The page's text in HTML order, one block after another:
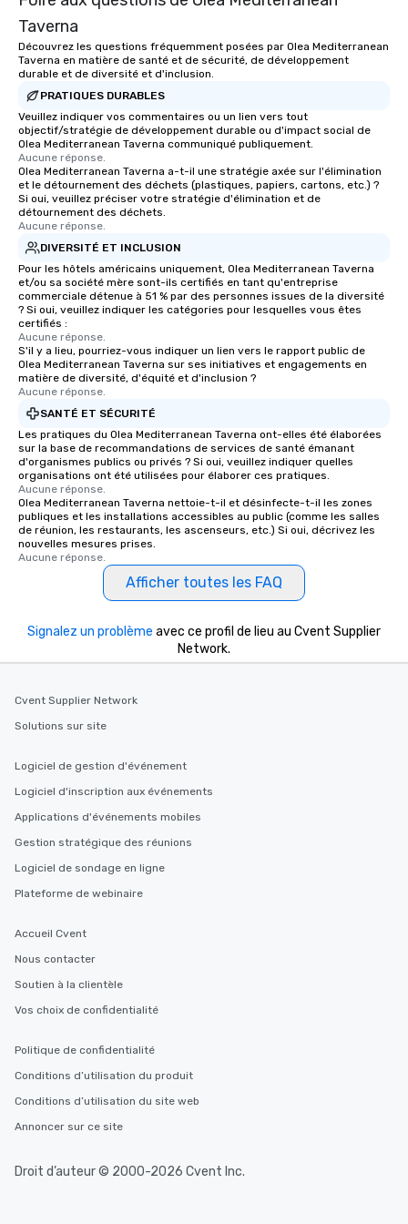
Taverna
Découvrez les questions fréquemment posées par Olea Mediterranean
Taverna en matière de santé et de sécurité, de développement
durable et de diversité et d'inclusion.
PRATIQUES DURABLES
Veuillez indiquer vos commentaires ou un lien vers tout
objectif/stratégie de développement durable ou d'impact social de
Olea Mediterranean Taverna communiqué publiquement.
Aucune réponse.
Olea Mediterranean Taverna a-t-il une stratégie axée sur l'élimination
et le détournement des déchets (plastiques, papiers, cartons, etc.) ?
Si oui, veuillez préciser votre stratégie d'élimination et de
détournement des déchets.
Aucune réponse.
DIVERSITÉ ET INCLUSION
Pour les hôtels américains uniquement, Olea Mediterranean Taverna
et/ou sa société mère sont-ils certifiés en tant qu'entreprise
commerciale détenue à 51 % par des personnes issues de la diversité
? Si oui, veuillez indiquer les catégories pour lesquelles vous êtes
certifiés :
Aucune réponse.
S'il y a lieu, pourriez-vous indiquer un lien vers le rapport public de
Olea Mediterranean Taverna sur ses initiatives et engagements en
matière de diversité, d'équité et d'inclusion ?
Aucune réponse.
SANTÉ ET SÉCURITÉ
Les pratiques du Olea Mediterranean Taverna ont-elles été élaborées
sur la base de recommandations de services de santé émanant
d'organismes publics ou privés ? Si oui, veuillez indiquer quelles
organisations ont été utilisées pour élaborer ces pratiques.
Aucune réponse.
Olea Mediterranean Taverna nettoie-t-il et désinfecte-t-il les zones
publiques et les installations accessibles au public (comme les salles
de réunion, les restaurants, les ascenseurs, etc.) Si oui, décrivez les
nouvelles mesures prises.
Aucune réponse.
Afficher toutes les FAQ
Signalez un problème avec ce profil de lieu au Cvent Supplier
Network.
Cvent Supplier Network
Solutions sur site
Logiciel de gestion d'événement
Logiciel d'inscription aux événements
Applications d'événements mobiles
Gestion stratégique des réunions
Logiciel de sondage en ligne
Plateforme de webinaire
Accueil Cvent
Nous contacter
Soutien à la clientèle
Vos choix de confidentialité
Politique de confidentialité
Conditions d’utilisation du produit
Conditions d’utilisation du site web
Annoncer sur ce site
Droit d’auteur © 2000-2026 Cvent Inc.